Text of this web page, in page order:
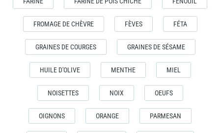
FROMAGE DE CHÈVRE FÈVES FÉTA
GRAINES DE COURGES GRAINES DE SÉSAME
HUILE D'OLIVE MENTHE MIEL
NOISETTES NOIX OEUFS
OIGNONS ORANGE PARMESAN